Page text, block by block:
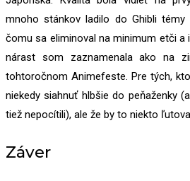
mnoho stánkov ladilo do Ghibli
čomu sa eliminoval na minimum etči a
nárast som zaznamenala ako na
tohtoročnom Animefeste. Pre tých,
niekedy siahnuť hlbšie do peňaženky
tiež nepocítili), ale že by to niekto
Záver